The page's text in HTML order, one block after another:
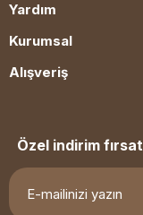
Yardım
Kurumsal
Alışveriş
Özel indirim